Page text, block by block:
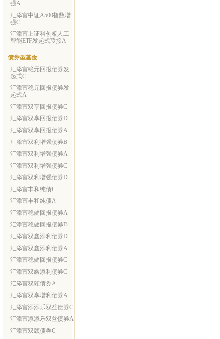
强A
汇添富中证A500指数增
强C
汇添富上证科创板人工
智能ETF发起式联接A
债券型基金
汇添富稳元回报债券发
起式C
汇添富稳元回报债券发
起式A
汇添富双享回报债券C
汇添富双享回报债券D
汇添富双享回报债券A
汇添富双利增强债券B
汇添富双利增强债券A
汇添富双利增强债券C
汇添富双利增强债券D
汇添富丰和纯债C
汇添富丰和纯债A
汇添富稳健回报债券A
汇添富稳健回报债券D
汇添富双鑫添利债券D
汇添富双鑫添利债券A
汇添富稳健回报债券C
汇添富双鑫添利债券C
汇添富双颐债券A
汇添富双享增利债券A
汇添富添添乐双益债券C
汇添富添添乐双益债券A
汇添富双颐债券C